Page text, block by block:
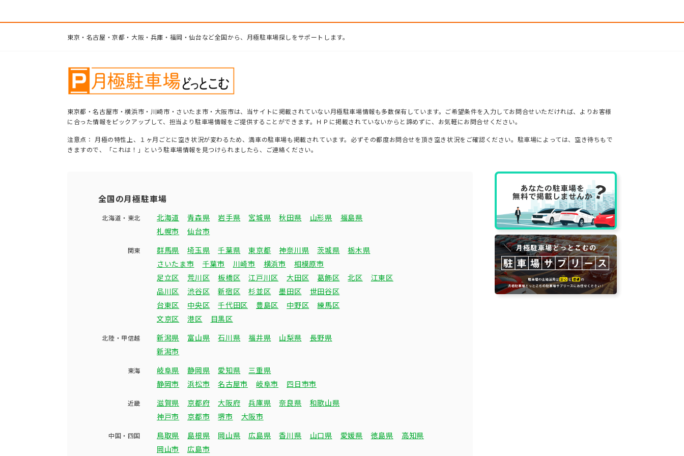
東京・名古屋・京都・大阪・兵庫・福岡・仙台など全国から、月極駐車場探しをサポートします。
東京都・名古屋市・横浜市・川崎市・さいたま市・大阪市は、当サイトに掲載されていない月極駐車場情報も多数保有しています。ご希望条件を入力してお問合せいただければ、よりお客様
に合った情報をピックアップして、担当より駐車場情報をご提供することができます。ＨＰに掲載されていないからと諦めずに、お気軽にお問合せください。
注意点： 月極の特性上、１ヶ月ごとに空き状況が変わるため、満車の駐車場も掲載されています。必ずその都度お問合せを頂き空き状況をご確認ください。駐車場によっては、空き待ちもで
きますので、「これは！」という駐車場情報を見つけられましたら、ご連絡ください。
全国の月極駐車場
北海道・東北 北海道 青森県 岩手県 宮城県 秋田県 山形県
福島県
札幌市
仙台市
関東 群馬県 埼玉県 千葉県 東京都 神奈川県 茨城県
栃木県
さいたま市
千葉市 川崎市 横浜市
相模原市
足立区
荒川区 板橋区 江戸川区 大田区 葛飾区 北区
江東区
品川区
渋谷区 新宿区 杉並区 墨田区
世田谷区
台東区
中央区 千代田区 豊島区 中野区
練馬区
文京区
港区 目黒区
北陸・甲信越 新潟県 富山県 石川県 福井県 山梨県
長野県
新潟市
東海 岐阜県 静岡県 愛知県
三重県
静岡市
浜松市 名古屋市 岐阜市 四日市市
近畿 滋賀県 京都府 大阪府 兵庫県 奈良県
和歌山県
神戸市
京都市 堺市 大阪市
中国・四国 鳥取県 島根県 岡山県 広島県 香川県 山口県 愛媛県 徳島県
高知県
岡山市
広島市